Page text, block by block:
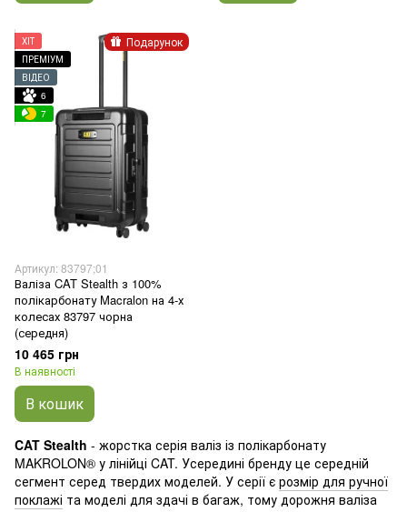
Подарунок
ХІТ
ПРЕМІУМ
ВІДЕО
6
7
Артикул: 83797;01
Валіза CAT Stealth з 100%
полікарбонату Macralon на 4-х
колесах 83797 чорна
(середня)
10 465 грн
В наявності
В кошик
CAT Stealth - жорстка серія валіз із полікарбонату
MAKROLON® у лінійці CAT. Усередині бренду це середній
сегмент серед твердих моделей. У серії є розмір для ручної
поклажі та моделі для здачі в багаж, тому дорожня валіза